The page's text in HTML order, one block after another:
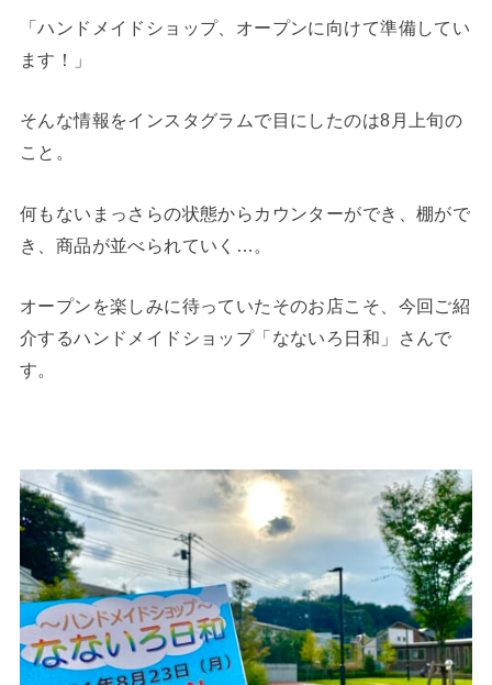
「ハンドメイドショップ、オープンに向けて準備してい
ます！」
そんな情報をインスタグラムで目にしたのは8月上旬の
こと。
何もないまっさらの状態からカウンターができ、棚がで
き、商品が並べられていく…。
オープンを楽しみに待っていたそのお店こそ、今回ご紹
介するハンドメイドショップ「なないろ日和」さんで
す。